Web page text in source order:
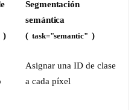
)
Segmentación
semántica
( task="semantic" )
Asignar una ID de clase
a cada píxel